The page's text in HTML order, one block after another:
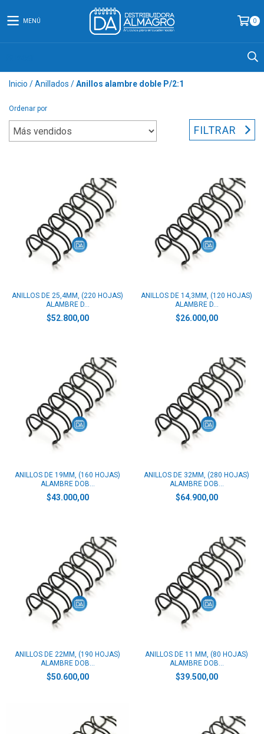
MENÚ 0
Inicio /Anillados /Anillos alambre doble P/2:1
Ordenar por
FILTRAR
ANILLOS DE 25,4MM, (220 HOJAS)
ALAMBRE D...
$52.800,00
ANILLOS DE 14,3MM, (120 HOJAS)
ALAMBRE D...
$26.000,00
ANILLOS DE 19MM, (160 HOJAS)
ALAMBRE DOB...
$43.000,00
ANILLOS DE 32MM, (280 HOJAS)
ALAMBRE DOB...
$64.900,00
ANILLOS DE 22MM, (190 HOJAS)
ALAMBRE DOB...
$50.600,00
ANILLOS DE 11 MM, (80 HOJAS)
ALAMBRE DOB...
$39.500,00